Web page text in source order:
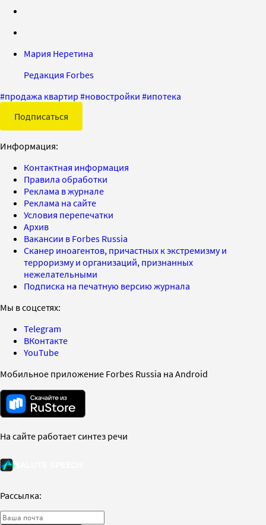
Мария Неретина
Редакция Forbes
#продажа квартир #новостройки #ипотека
Подписаться
Информация:
Контактная информация
Правила обработки
Реклама в журнале
Реклама на сайте
Условия перепечатки
Архив
Вакансии в Forbes Russia
Сканер иноагентов, причастных к экстремизму и
терроризму и организаций, признанных
нежелательными
Подписка на печатную версию журнала
Мы в соцсетях:
Telegram
ВКонтакте
YouTube
Мобильное приложение Forbes Russia на Android
На сайте работает синтез речи
Рассылка: